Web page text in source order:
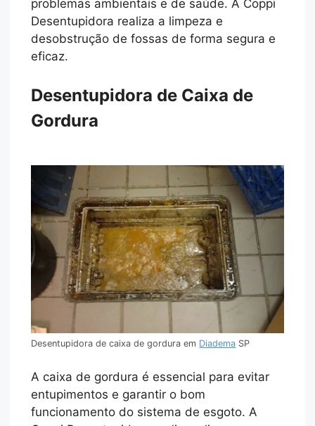
problemas ambientais e de saúde. A Coppi
Desentupidora realiza a limpeza e
desobstrução de fossas de forma segura e
eficaz.
Desentupidora de Caixa de
Gordura
Desentupidora de caixa de gordura em Diadema SP
A caixa de gordura é essencial para evitar
entupimentos e garantir o bom
funcionamento do sistema de esgoto. A